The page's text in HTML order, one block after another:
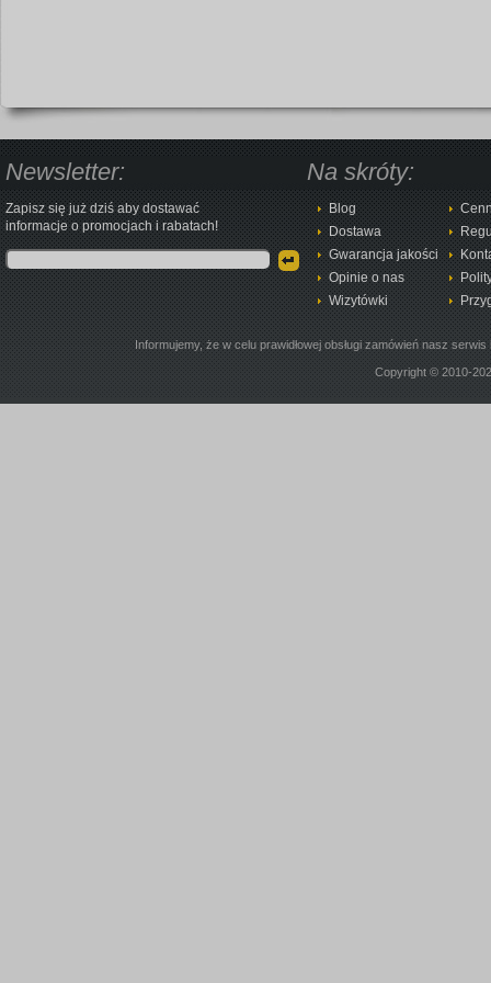
Newsletter:
Zapisz się już dziś aby dostawać
informacje o promocjach i rabatach!
Na skróty:
Blog
Dostawa
Gwarancja jakości
Opinie o nas
Wizytówki
Informujemy, że w celu prawidłowej obsługi zamówień nasz
Copyright © 2010-